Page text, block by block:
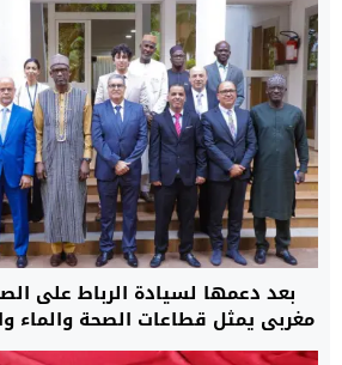
بعد دعمها لسيادة الرباط على
مغربي يمثل قطاعات الصحة والماء
لبدء مرحلة جديدة من